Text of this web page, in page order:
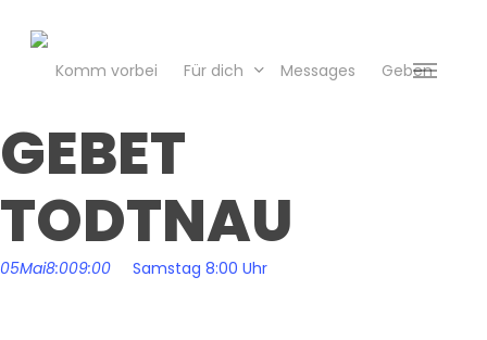
Komm vorbei Für dich Messages Geben
Menu
GEBET
TODTNAU
05Mai8:009:00 Samstag 8:00 Uhr